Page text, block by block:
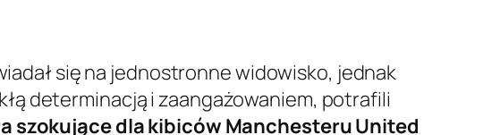
się na jednostronne widowisko, jednak
determinacją i zaangażowaniem, potrafili
szokujące dla kibiców Manchesteru United